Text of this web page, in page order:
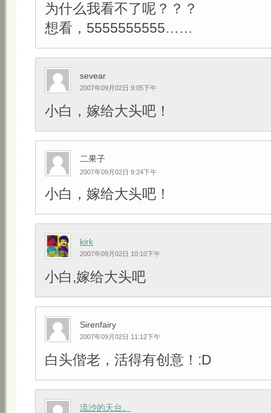
为什么我看不了呢？？？
想看，5555555555……
sevear
2007年09月02日 9:05下午
小白，嫁给大头吧！
二果子
2007年09月02日 9:24下午
小白，嫁给大头吧！
kirk
2007年09月02日 10:10下午
小白,嫁给大头吧
Sirenfairy
2007年09月02日 11:12下午
白头偕老，活得有创意！:D
流沙的天台。